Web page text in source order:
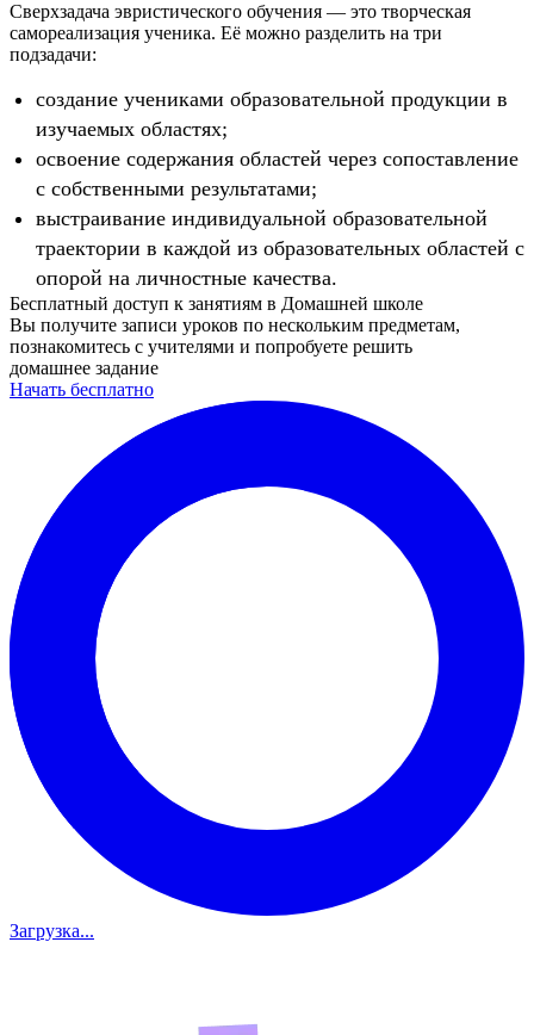
Сверхзадача эвристического обучения — это творческая
самореализация ученика. Её можно разделить на три
подзадачи:
создание учениками образовательной продукции в
изучаемых областях;
освоение содержания областей через сопоставление
с собственными результатами;
выстраивание индивидуальной образовательной
траектории в каждой из образовательных областей с
опорой на личностные качества.
Бесплатный доступ к занятиям в Домашней школе
Вы получите записи уроков по нескольким предметам,
познакомитесь с учителями и попробуете решить
домашнее задание
Начать бесплатно
Загрузка...